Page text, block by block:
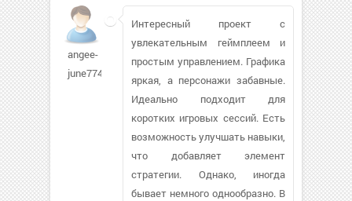
angee-
june774
Интересный проект с
увлекательным геймплеем и
простым управлением. Графика
яркая, а персонажи забавные.
Идеально подходит для
коротких игровых сессий. Есть
возможность улучшать навыки,
что добавляет элемент
стратегии. Однако, иногда
бывает немного однообразно. В